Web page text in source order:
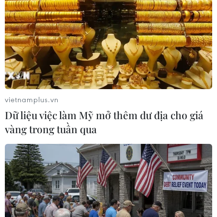
#Công bố hồ ao không san lấp
#Tình trạng san lấp
#Cải tạo cảnh quan
#Gia tăng tình trạng ngập
#Quy hoạch cấp tỉnh
vietnamplus.vn
Dữ liệu việc làm Mỹ mở thêm dư địa cho giá
vàng trong tuần qua